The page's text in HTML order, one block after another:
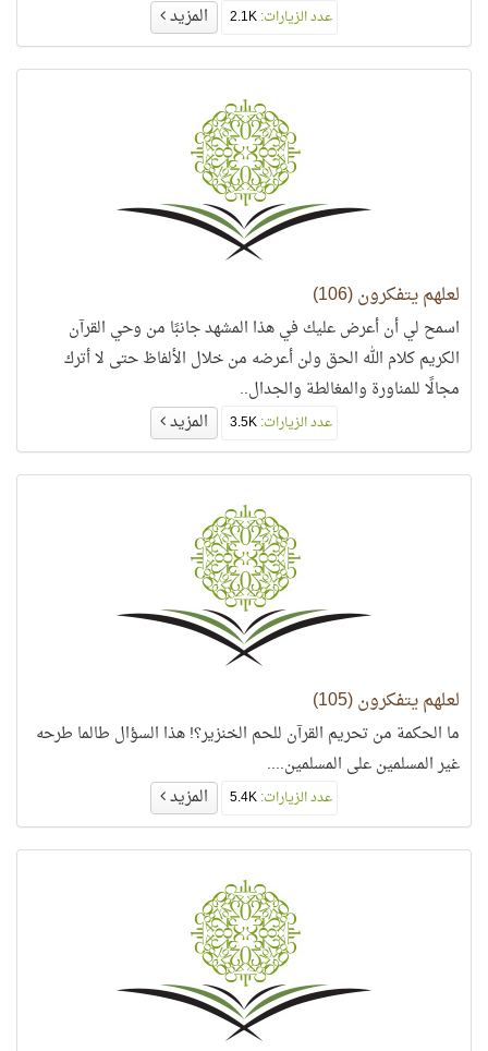
عدد الزيارات: المزيد
لعلهم يتفكرون (106)
اسمح لي أن أعرض عليك في هذا المشهد جانبًا من وحي القرآن
الكريم كلام الله الحق ولن أعرضه من خلال الألفاظ حتى لا أترك
مجالًا للمناورة والمغالطة والجدال..
عدد الزيارات: المزيد
لعلهم يتفكرون (105)
ما الحكمة من تحريم القرآن للحم الخنزير؟! هذا السؤال طالما طرحه
غير المسلمين على المسلمين....
عدد الزيارات: المزيد